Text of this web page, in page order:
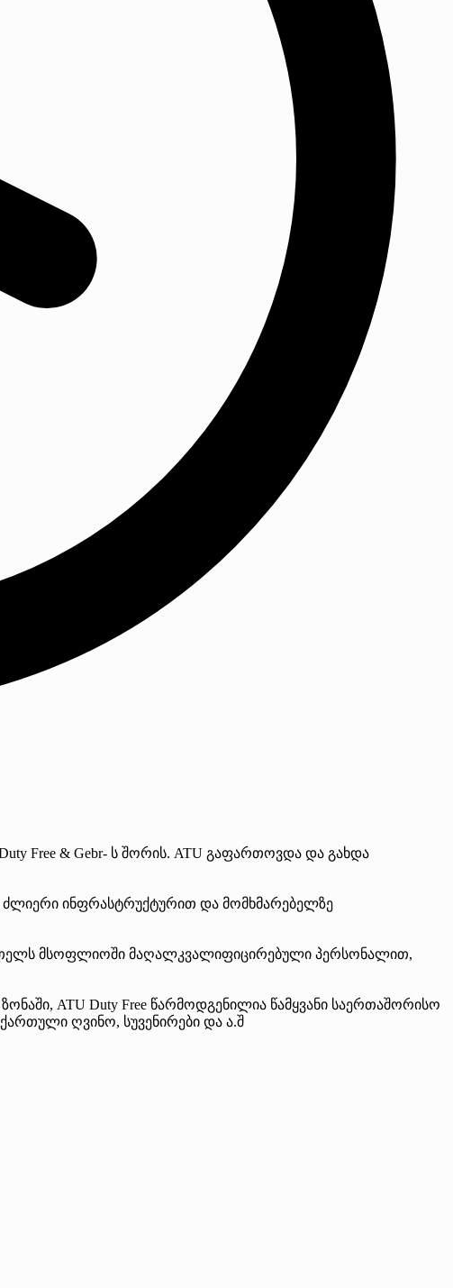
Free & Gebr- ს შორის. ATU გაფართოვდა და გახდა
ძლიერი ინფრასტრუქტურით და მომხმარებელზე
მთელს მსოფლიოში მაღალკვალიფიცირებული პერსონალით,
ATU Duty Free წარმოდგენილია წამყვანი საერთაშორისო
ღვინო, სუვენირები და ა.შ